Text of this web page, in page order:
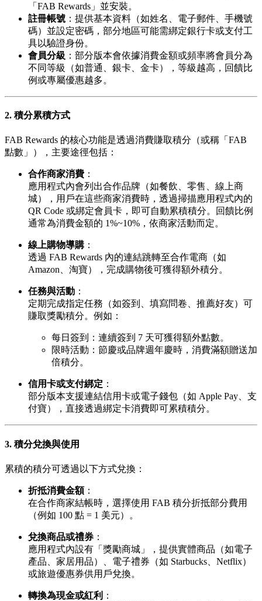
「FAB Rewards」並安裝。
註冊帳號 ：提供基本資料（如姓名、電子郵件、手機號
碼）並設定密碼，部分地區可能需綁定銀行卡或支付工
具以驗證身份。
會員分級 ：部分版本會依據消費金額或頻率將會員分為
不同等級（如普通、銀卡、金卡），等級越高，回饋比
例或專屬優惠越多。
2. 積分累積方式
FAB Rewards 的核心功能是透過消費賺取積分（或稱「FAB
點數」），主要途徑包括：
合作商家消費 ：
應用程式內會列出合作品牌（如餐飲、零售、線上商
城），用戶在這些商家消費時，透過掃描應用程式內的
QR Code 或綁定會員卡，即可自動累積積分。回饋比例
通常為消費金額的 1%~10%，依商家活動而定。
線上購物導購 ：
透過 FAB Rewards 內的連結跳轉至合作電商（如
Amazon、淘寶），完成購物後可獲得額外積分。
任務與活動 ：
定期完成指定任務（如簽到、填寫問卷、推薦好友）可
賺取獎勵積分。例如：
每日簽到：連續簽到 7 天可獲得額外點數。
限時活動：節慶或品牌週年慶時，消費滿額贈送加
倍積分。
信用卡或支付綁定 ：
部分版本支援連結信用卡或電子錢包（如 Apple Pay、支
付寶），直接透過綁定卡消費即可累積積分。
3. 積分兌換與使用
累積的積分可透過以下方式兌換：
折抵消費金額：
在合作商家結帳時，選擇使用 FAB 積分折抵部分費用
（例如 100 點 = 1 美元）。
兌換商品或禮券 ：
應用程式內設有「獎勵商城」，提供實體商品（如電子
產品、家居用品）、電子禮券（如 Starbucks、Netflix）
或旅遊優惠券供用戶兌換。
轉換為現金或紅利 ：